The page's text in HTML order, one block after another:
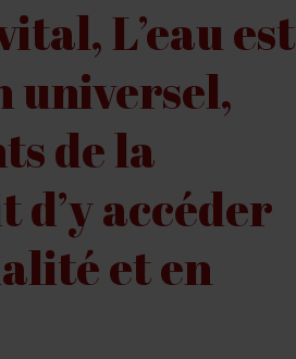
L’eau est
universel,
de la
accéder
et en